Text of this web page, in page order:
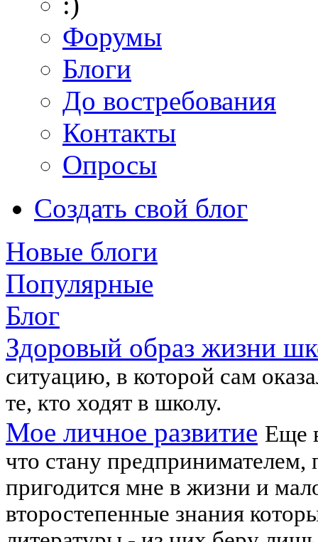
Форумы
Блоги
До востребования
Контакты
Опросы
Создать свой блог
Новые блоги
Популярные
Блог
Здоровый образ жизни
ситуацию, в которой сам
те, кто ходят в школу.
Мое личное развитие Еще
что стану предпринимателем,
пригодится мне в жизни и
второстепенные знания